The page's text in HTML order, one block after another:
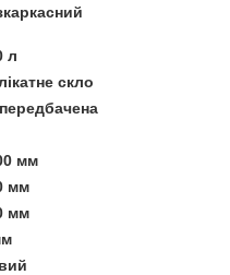
л
скло
мм
мм
мм